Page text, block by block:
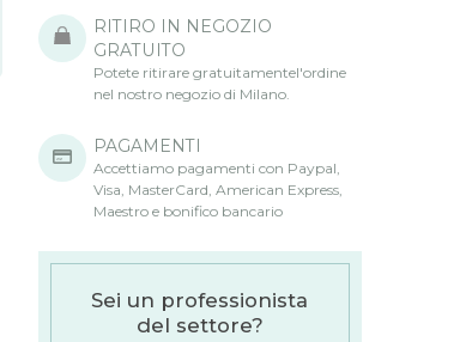
RITIRO IN NEGOZIO
GRATUITO
Potete ritirare gratuitamentel'ordine
nel nostro negozio di Milano.
PAGAMENTI
Accettiamo pagamenti con Paypal,
Visa, MasterCard, American Express,
Maestro e bonifico bancario
Sei un professionista
del settore?